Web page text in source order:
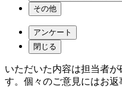
その他
アンケート
閉じる
いただいた内容は担当者
す。個々のご意見にはお